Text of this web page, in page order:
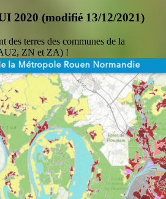
2020 (modifié 13/12/2021)
des terres des communes de la
ZN et ZA) !